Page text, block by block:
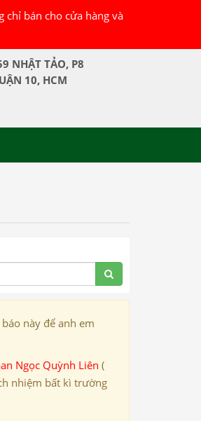
chỉ bán cho cửa hàng và
NHẬT TẢO, P8
10, HCM
này để anh em
Ngọc Quỳnh Liên (
nhiệm bất kì trường